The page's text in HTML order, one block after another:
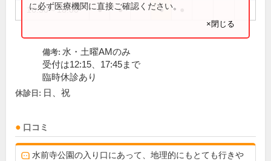
16:30～18:00 ● ● ●
に必ず医療機関に直接ご確認ください。
×閉じる
備考: 水・土曜AMのみ
受付は12:15、17:45まで
臨時休診あり
休診日: 日、祝
口コミ
水前寺公園の入り口にあって、地理的にもとても行きや